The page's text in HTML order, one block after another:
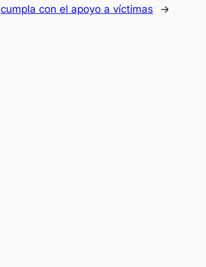
cumpla con el apoyo a víctimas
→